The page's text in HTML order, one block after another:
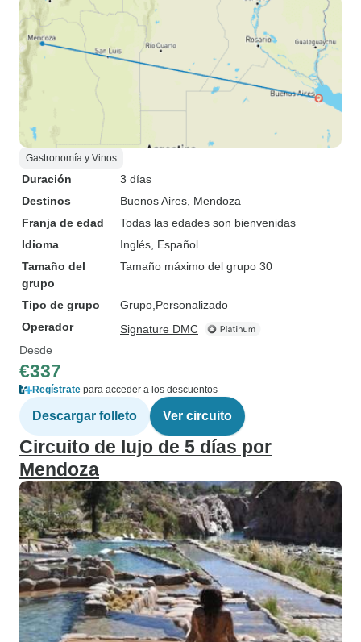
Gastronomía y Vinos
Duración
3 días
Destinos
Buenos Aires , Mendoza
Franja de edad
Todas las edades son bienvenidas
Idioma
Inglés, Español
Tamaño del
grupo
Tamaño máximo del grupo 30
Tipo de grupo Grupo Personalizado
Operador
Signature DMC
Desde
€337
Regístrate para acceder a los descuentos
Descargar folleto Ver circuito
Circuito de lujo de 5 días por
Mendoza